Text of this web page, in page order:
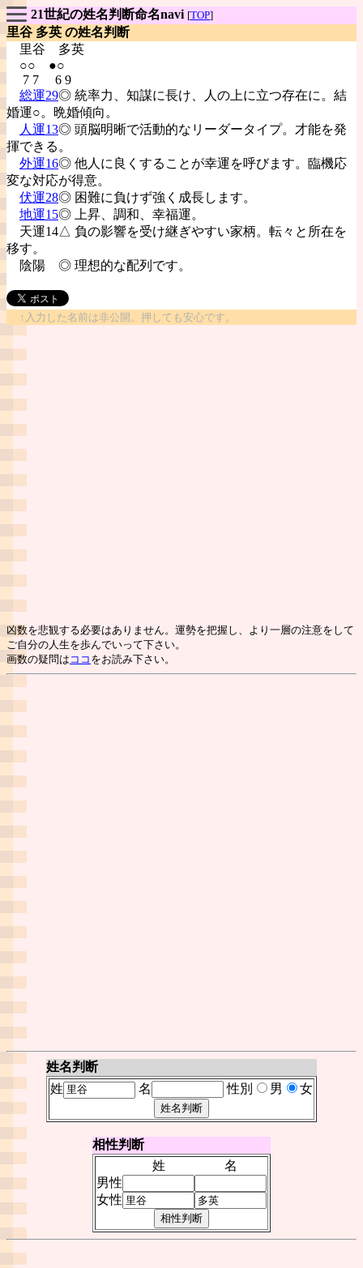
21世紀の姓名判断命名navi [TOP]
里谷 多英 の姓名判断
里谷 多英
○○ ●○
7 7 6 9
総運29◎ 統率力、知謀に長け、人の上に立つ存在に。結
婚運○。晩婚傾向。
人運13◎ 頭脳明晰で活動的なリーダータイプ。才能を発
揮できる。
外運16◎ 他人に良くすることが幸運を呼びます。臨機応
変な対応が得意。
伏運28◎ 困難に負けず強く成長します。
地運15◎ 上昇、調和、幸福運。
天運14△ 負の影響を受け継ぎやすい家柄。転々と所在を
移す。
陰陽 ◎ 理想的な配列です。
↑入力した名前は非公開。押しても安心です。
凶数を悲観する必要はありません。運勢を把握し、より一層の注意をして
ご自分の人生を歩んでいって下さい。
画数の疑問は ココ をお読み下さい。
姓名判断
姓
名 性別 男 女
相性判断
姓
名
男性
女性